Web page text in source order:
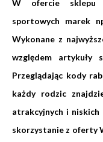
W ofercie sklepu
sportowych marek
Wykonane z
względem artykuły
Przeglądając kody
każdy rodzic
atrakcyjnych i niskich
skorzystanie z oferty